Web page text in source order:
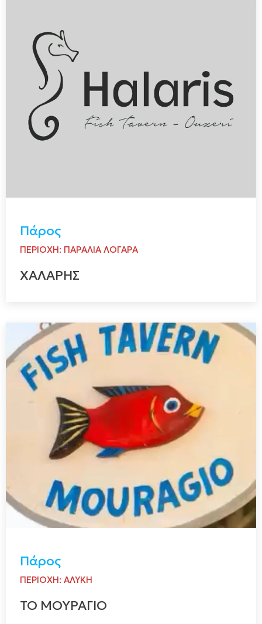
Πάρος
ΠΕΡΙΟΧΗ: ΠΑΡΑΛΙΑ ΛΟΓΑΡΑ
ΧΑΛΑΡΗΣ
Πάρος
ΠΕΡΙΟΧΗ: ΑΛΥΚΗ
ΤΟ ΜΟΥΡΑΓΙΟ